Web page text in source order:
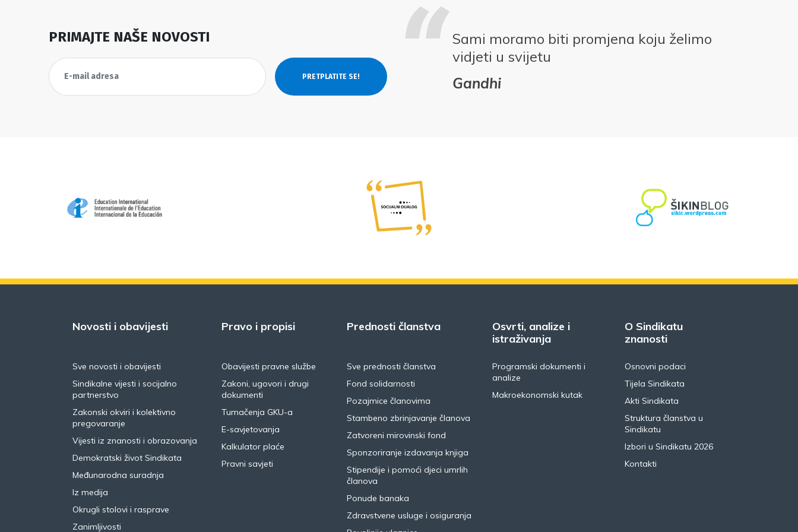
PRIMAJTE NAŠE NOVOSTI
Sami moramo biti promjena koju želimo
vidjeti u svijetu
Gandhi
Novosti i obavijesti
Sve novosti i obavijesti
Sindikalne vijesti i socijalno
partnerstvo
Zakonski okviri i kolektivno
pregovaranje
Vijesti iz znanosti i obrazovanja
Demokratski život Sindikata
Međunarodna suradnja
Iz medija
Okrugli stolovi i rasprave
Zanimljivosti
Pravo i propisi
Obavijesti pravne službe
Zakoni, ugovori i drugi
dokumenti
Tumačenja GKU-a
E-savjetovanja
Kalkulator plaće
Pravni savjeti
Prednosti članstva
Sve prednosti članstva
Fond solidarnosti
Pozajmice članovima
Stambeno zbrinjavanje članova
Zatvoreni mirovinski fond
Sponzoriranje izdavanja knjiga
Stipendije i pomoći djeci umrlih
članova
Ponude banaka
Zdravstvene usluge i osiguranja
Osvrti, analize i
istraživanja
Programski dokumenti i
analize
Makroekonomski kutak
O Sindikatu
znanosti
Osnovni podaci
Tijela Sindikata
Akti Sindikata
Struktura članstva u
Sindikatu
Izbori u Sindikatu 2026
Kontakti